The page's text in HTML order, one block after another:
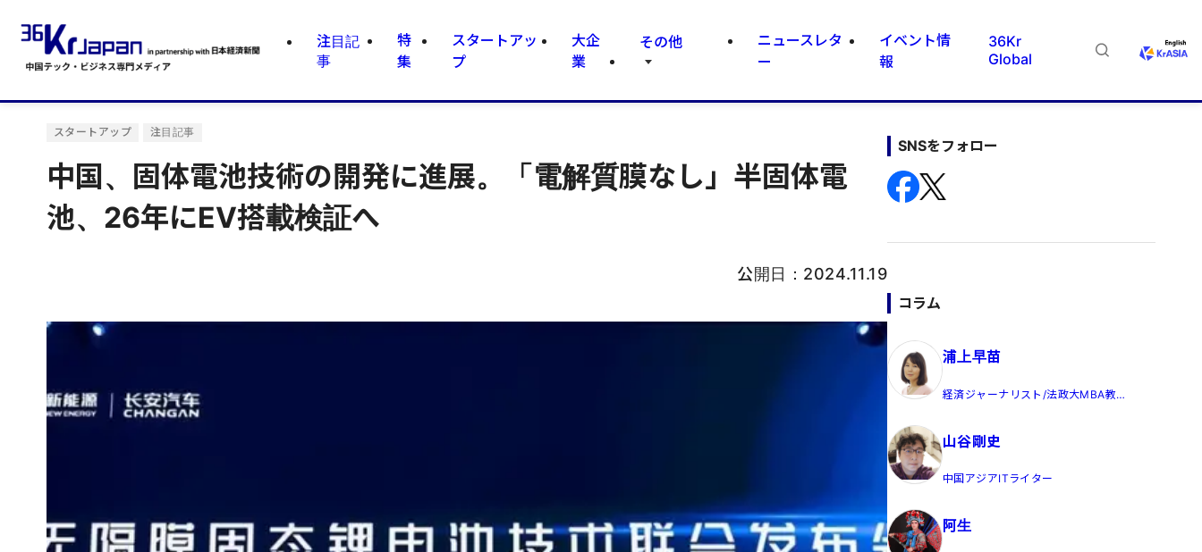
注目記
事
特
集
スタートアッ
プ
大企
業
その他
ニュースレタ
ー
イベント情
報
36Kr
Global
スタートアップ 注目記事
中国、固体電池技術の開発に進展。「電解質膜なし」半固体電
池、26年にEV搭載検証へ
公開日： 2024.11.19
SNSをフォロー
コラム
浦上早苗
経済ジャーナリスト/法政大MBA教
山谷剛史
中国アジアITライター
阿生